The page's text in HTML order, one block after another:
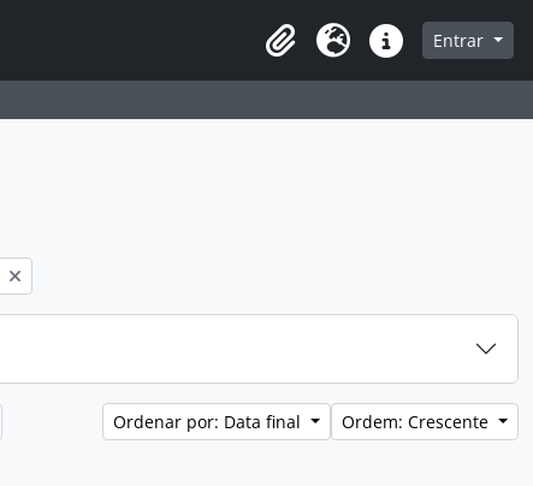
Clipboard
Idioma Atalhos Entrar
Ordenar por: Data final Ordem: Crescente